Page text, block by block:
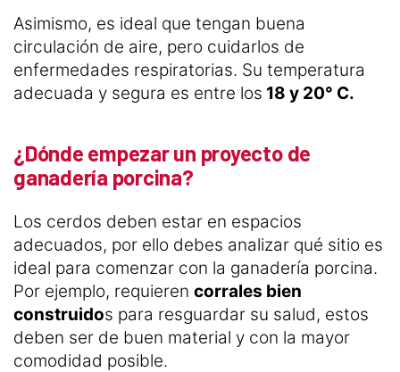
Asimismo, es ideal que tengan buena
circulación de aire, pero cuidarlos de
enfermedades respiratorias. Su temperatura
adecuada y segura es entre los 18 y 20° C.
¿Dónde empezar un proyecto de
ganadería porcina?
Los cerdos deben estar en espacios
adecuados, por ello debes analizar qué sitio es
ideal para comenzar con la ganadería porcina.
Por ejemplo, requieren corrales bien
construidos para resguardar su salud, estos
deben ser de buen material y con la mayor
comodidad posible.